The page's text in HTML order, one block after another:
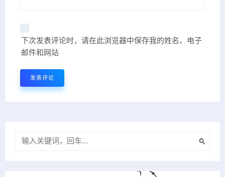
下次发表评论时，请在此浏览器中保存我的姓名、电子
邮件和网站